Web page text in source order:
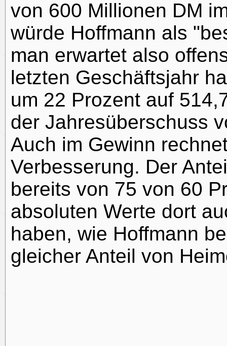
von 600 Millionen DM
würde Hoffmann als
man erwartet also
letzten Geschäftsjahr
um 22 Prozent auf
der Jahresüberschuss
Auch im Gewinn
Verbesserung. Der
bereits von 75 von 60
absoluten Werte dort
haben, wie Hoffmann
gleicher Anteil von